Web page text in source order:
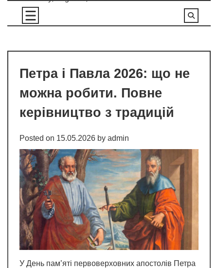
content
Петра і Павла 2026: що не
можна робити. Повне
керівництво з традицій
Posted on 15.05.2026 by admin
У День пам’яті первоверховних апостолів Петра